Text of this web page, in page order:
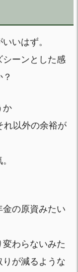
いはず。
シーンとした感
か
れ以外の余裕が
の原資みたい
わらないみた
が減るような